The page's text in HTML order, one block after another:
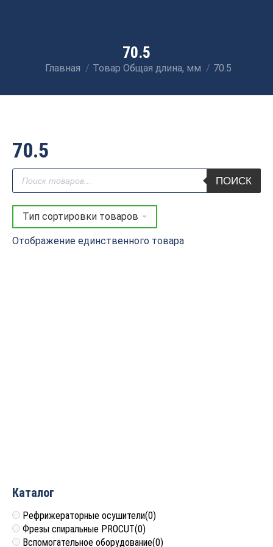
70.5
Вы здесь:
Главная Товар Общая длина, мм 70.5
70.5
Поиск
товаров
ПОИСК
Отображение единственного товара
Каталог
Рефрижераторные осушители(0)
Фрезы спиральные PROCUT(0)
Вспомогательное оборудование(0)